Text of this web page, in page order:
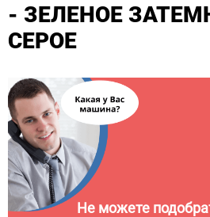
- ЗЕЛЕНОЕ
СЕРОЕ
Не можете